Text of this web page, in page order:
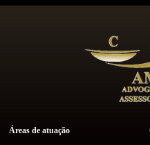
Áreas de atuação